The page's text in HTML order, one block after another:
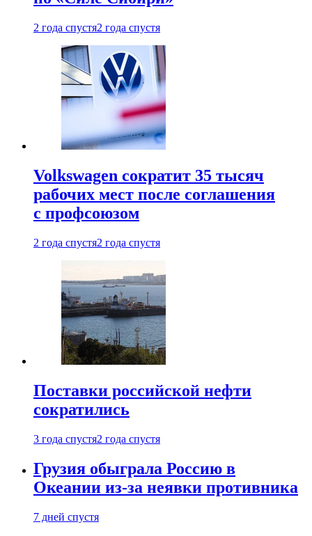
2 года спустя2 года спустя
Volkswagen сократит 35 тысяч
рабочих мест после соглашения
с профсоюзом
2 года спустя2 года спустя
Поставки российской нефти
сократились
3 года спустя2 года спустя
Грузия обыграла Россию в
Океании из-за неявки противника
7 дней спустя